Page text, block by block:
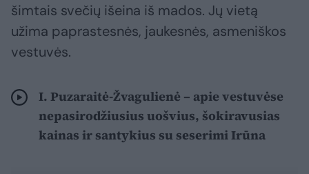
šimtais svečių išeina iš mados. Jų vietą
užima paprastesnės, jaukesnės, asmeniškos
vestuvės.
I. Puzaraitė-Žvagulienė – apie vestuvėse
nepasirodžiusius uošvius, šokiravusias
kainas ir santykius su seserimi Irūna